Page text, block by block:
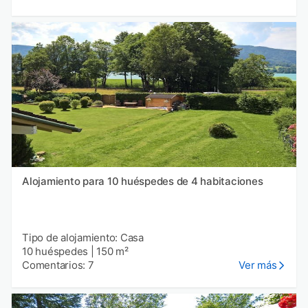
Alojamiento para 10 huéspedes de 4 habitaciones
Tipo de alojamiento: Casa
10 huéspedes
150 m²
Comentarios: 7
Ver más